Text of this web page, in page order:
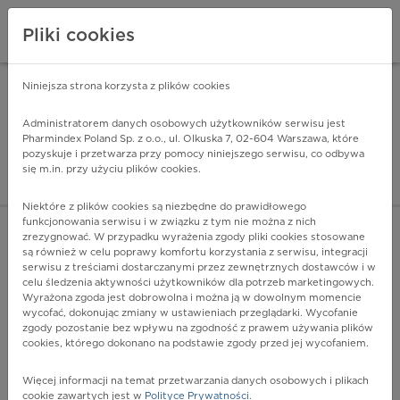
Pharmindex - lider
ZALOGUJ SIĘ
G90.3 - Zwyrodnienie wieloukładowe
Więcej na lekiicd10.pl
Pliki cookies
Niniejsza strona korzysta z plików cookies
Administratorem danych osobowych użytkowników serwisu jest
Pharmindex Poland Sp. z o.o., ul. Olkuska 7, 02-604 Warszawa, które
pozyskuje i przetwarza przy pomocy niniejszego serwisu, co odbywa
się m.in. przy użyciu plików cookies.
Niektóre z plików cookies są niezbędne do prawidłowego
funkcjonowania serwisu i w związku z tym nie można z nich
zrezygnować. W przypadku wyrażenia zgody pliki cookies stosowane
są również w celu poprawy komfortu korzystania z serwisu, integracji
serwisu z treściami dostarczanymi przez zewnętrznych dostawców i w
celu śledzenia aktywności użytkowników dla potrzeb marketingowych.
Wyrażona zgoda jest dobrowolna i można ją w dowolnym momencie
wycofać, dokonując zmiany w ustawieniach przeglądarki. Wycofanie
zgody pozostanie bez wpływu na zgodność z prawem używania plików
cookies, którego dokonano na podstawie zgody przed jej wycofaniem.
Więcej informacji na temat przetwarzania danych osobowych i plikach
cookie zawartych jest w Polityce Prywatności.
ZA DARMO - w Google Play INSTALUJ